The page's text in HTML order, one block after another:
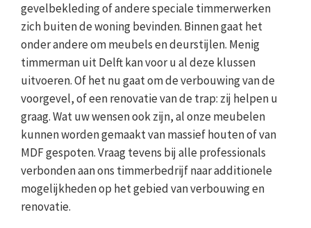
gevelbekleding of andere speciale timmerwerken
zich buiten de woning bevinden. Binnen gaat het
onder andere om meubels en deurstijlen. Menig
timmerman uit Delft kan voor u al deze klussen
uitvoeren. Of het nu gaat om de verbouwing van de
voorgevel, of een renovatie van de trap: zij helpen u
graag. Wat uw wensen ook zijn, al onze meubelen
kunnen worden gemaakt van massief houten of van
MDF gespoten. Vraag tevens bij alle professionals
verbonden aan ons timmerbedrijf naar additionele
mogelijkheden op het gebied van verbouwing en
renovatie.